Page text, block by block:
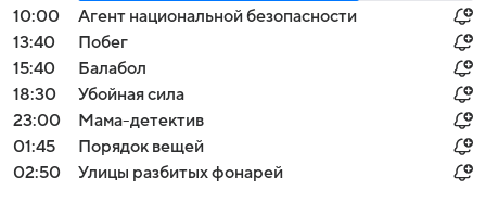
10:00
Агент национальной безопасности
13:40
Побег
15:40
Балабол
18:30
Убойная сила
23:00
Мама-детектив
01:45
Порядок вещей
02:50
Улицы разбитых фонарей